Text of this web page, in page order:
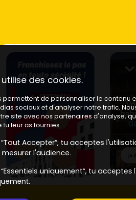
des cookies.
permettent de personnaliser le contenu
sociaux et d'analyser notre trafic.
site avec nos partenaires d'analyse,
leur as fournies.
Accepter”, tu acceptes
l'audience.
uniquement”, tu